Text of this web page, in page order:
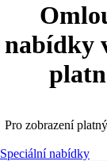
nabídky
Pro zobrazení
Speciální nabídky